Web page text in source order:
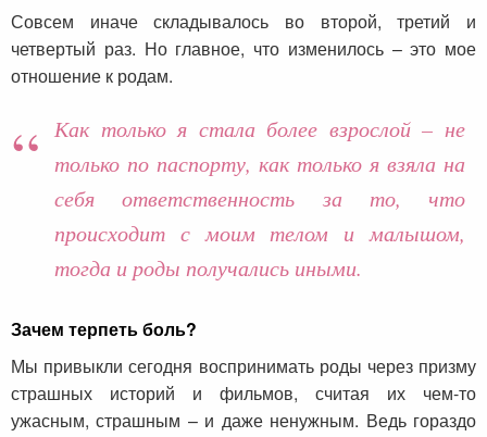
Совсем иначе складывалось во второй, третий и
четвертый раз. Но главное, что изменилось – это мое
отношение к родам.
Как только я стала более взрослой – не
только по паспорту, как только я взяла на
себя ответственность за то, что
происходит с моим телом и малышом,
тогда и роды получались иными.
Зачем терпеть боль?
Мы привыкли сегодня воспринимать роды через призму
страшных историй и фильмов, считая их чем-то
ужасным, страшным – и даже ненужным. Ведь гораздо